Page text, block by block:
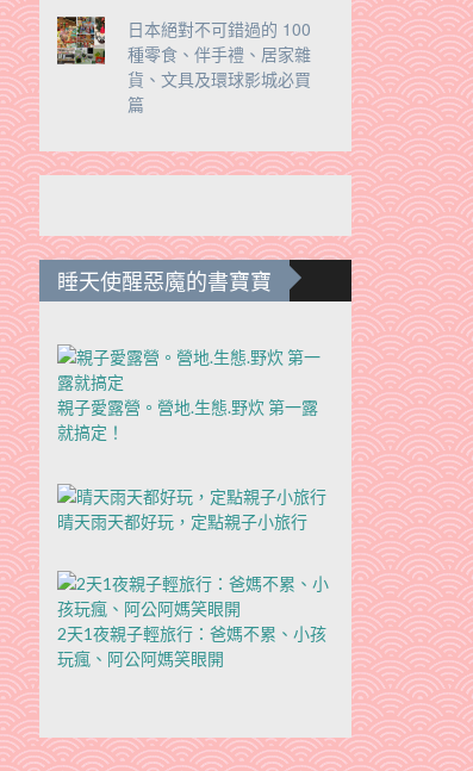
日本絕對不可錯過的 100
種零食、伴手禮、居家雜
貨、文具及環球影城必買
篇
睡天使醒惡魔的書寶寶
親子愛露營。營地.生態.野炊 第一露
就搞定！
晴天雨天都好玩，定點親子小旅行
2天1夜親子輕旅行：爸媽不累、小孩
玩瘋、阿公阿媽笑眼開